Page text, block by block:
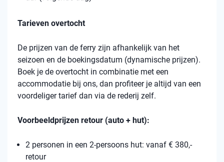
Tarieven overtocht
De prijzen van de ferry zijn afhankelijk van het
seizoen en de boekingsdatum (dynamische prijzen).
Boek je de overtocht in combinatie met een
accommodatie bij ons, dan profiteer je altijd van een
voordeliger tarief dan via de rederij zelf.
Voorbeeldprijzen retour (auto + hut):
2 personen in een 2-persoons hut: vanaf € 380,-
retour